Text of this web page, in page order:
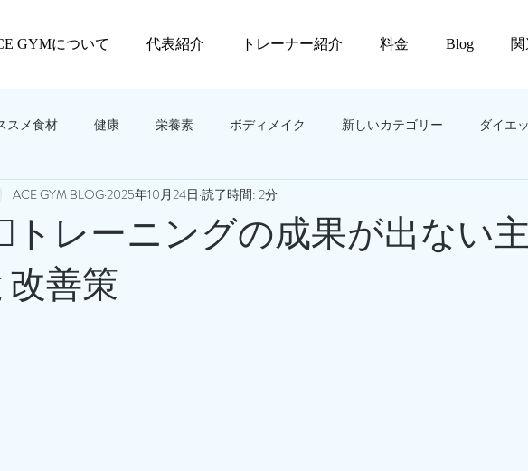
GYMについて 代表紹介 トレーナー紹介 料金 Blog
スメ食材 健康 栄養素 ボディメイク 新しいカテゴリー ダイエ
美容
トレーニングの成果が出ない
改善策
ACE GYM BLOG 2025年10月24日 読了時間: 2分